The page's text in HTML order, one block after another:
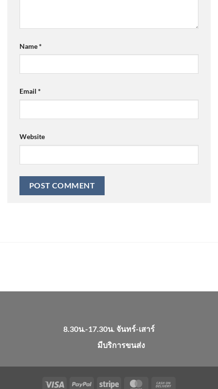
Name*
Email *
Website
8.30น.-17.30น. จันทร์-เสาร์
มีบริการขนส่ง
Visa PayPal Stripe MasterCard